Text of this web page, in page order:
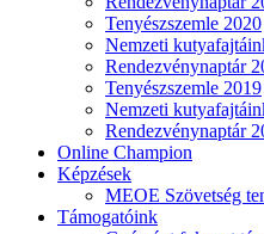
Tenyészszemle 2020
Nemzeti
Rendezvénynaptár
Tenyészszemle 2019
Nemzeti
Rendezvénynaptár
Online Champion
Képzések
MEOE Szövetség
Támogatóink